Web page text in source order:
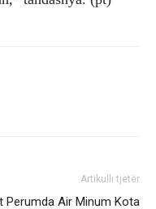
Artikulli tjetër
Perumda Air Minum Kota